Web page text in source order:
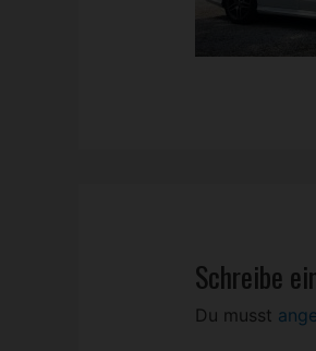
Schreibe
Du musst